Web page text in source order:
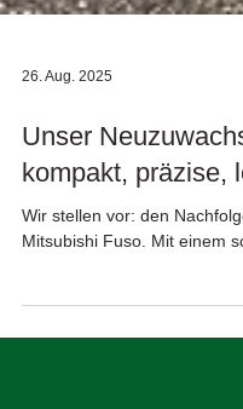
Unser
kompakt, präzise,
Wir stellen vor: den